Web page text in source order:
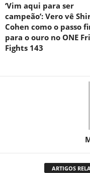
‘Vim aqui para ser
campeão’: Vero vê
Cohen como o passo
para o ouro no ONE
Fights 143
ARTIGOS